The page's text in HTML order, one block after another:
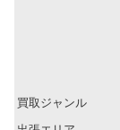
買取ジャンル